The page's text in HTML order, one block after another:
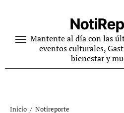
contenidoMantente al día con las
eventos culturales,
bienestar y
Inicio
Notireporte